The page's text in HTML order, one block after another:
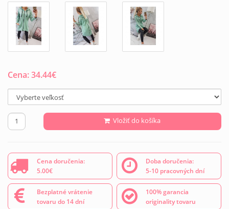
Cena:34.44€
Vložiť do košíka
Cena doručenia:
5.00€
Doba doručenia:
5-10 pracovných dní
Bezplatné vrátenie
tovaru do 14 dní
100% garancia
originality tovaru